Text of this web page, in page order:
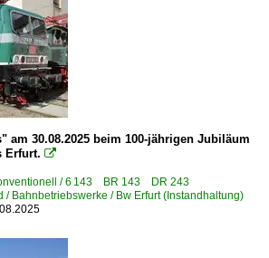
·TS·
Bahnhof)
Hbf
Bahnhöfe)
am 30.08.2025 beim 100-jährigen Jubiläum
Erfurt. 
/ 6 143 BR 143 DR 243
/ Bahnbetriebswerke / Bw Erfurt (Instandhaltung)